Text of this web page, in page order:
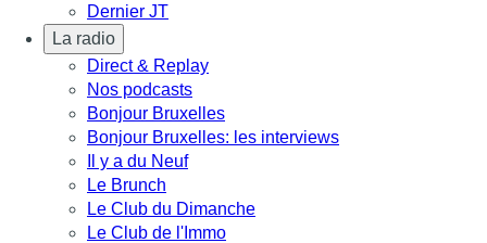
Dernier JT
La radio
Direct & Replay
Nos podcasts
Bonjour Bruxelles
Bonjour Bruxelles: les interviews
Il y a du Neuf
Le Brunch
Le Club du Dimanche
Le Club de l'Immo